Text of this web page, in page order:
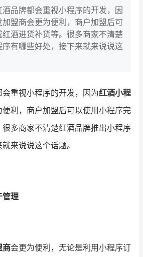
战略合作
行业报告
有赞商盟
品牌都会重视小程序的开发，因
盟商会更为便利，商户加盟后可
酒进货补货等。很多商家不清楚
有哪些好处，接下来就来说说这
重视小程序的开发，因为红酒小程
便利，商户加盟后可以使用小程序完
多商家不清楚红酒品牌推出小程序
来说说这个话题。
管理
商会更为便利，无论是利用小程序订